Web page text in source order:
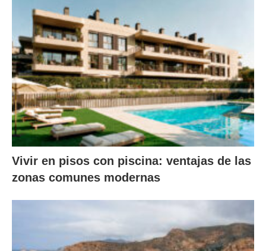
Vivir en pisos con piscina: ventajas de las
zonas comunes modernas